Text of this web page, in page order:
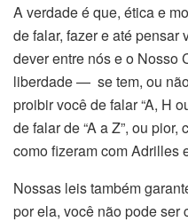
A verdade é que, ética e
de falar, fazer e até pensar
dever entre nós e o Nosso
liberdade — se tem, ou
proibir você de falar “A, H
de falar de “A a Z”, ou
como fizeram com Adrilles
Nossas leis também
por ela, você não pode ser